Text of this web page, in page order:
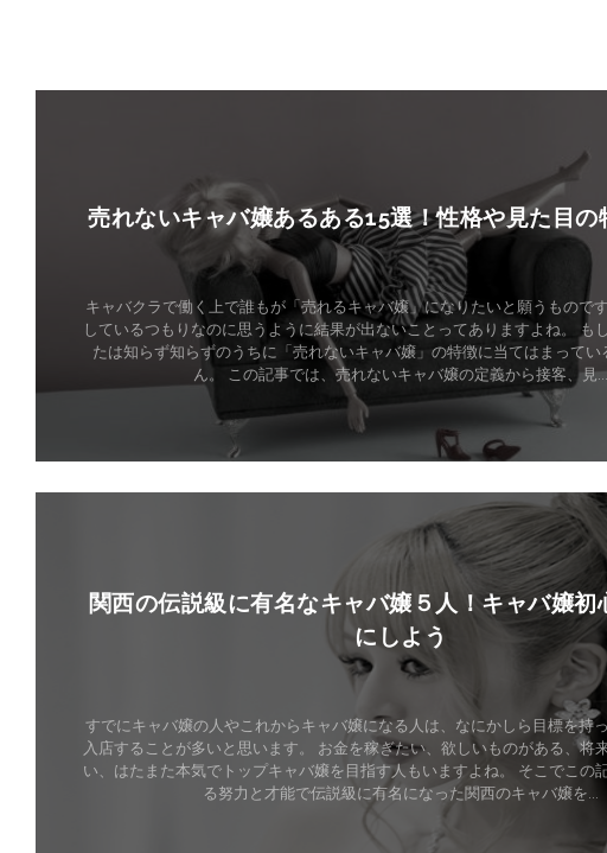
Read More
売れないキャバ嬢あるある15選！性格や見た目の
キャバクラで働く上で誰もが「売れるキャバ嬢」になりたいと願うもので
しているつもりなのに思うように結果が出ないことってありますよね。 も
たは知らず知らずのうちに「売れないキャバ嬢」の特徴に当てはまってい
ん。 この記事では、売れないキャバ嬢の定義から接客、見
関西の伝説級に有名なキャバ嬢５人！キャバ嬢初
にしよう
すでにキャバ嬢の人やこれからキャバ嬢になる人は、なにかしら目標を持
入店することが多いと思います。 お金を稼ぎたい、欲しいものがある、将
い、はたまた本気でトップキャバ嬢を目指す人もいますよね。 そこでこの
る努力と才能で伝説級に有名になった関西のキャバ嬢を...